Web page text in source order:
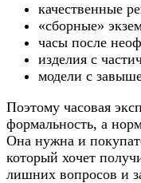
качественные
«сборные»
часы после
изделия с
модели с
Поэтому часовая
формальность, а
Она нужна и
который хочет
лишних вопросов и